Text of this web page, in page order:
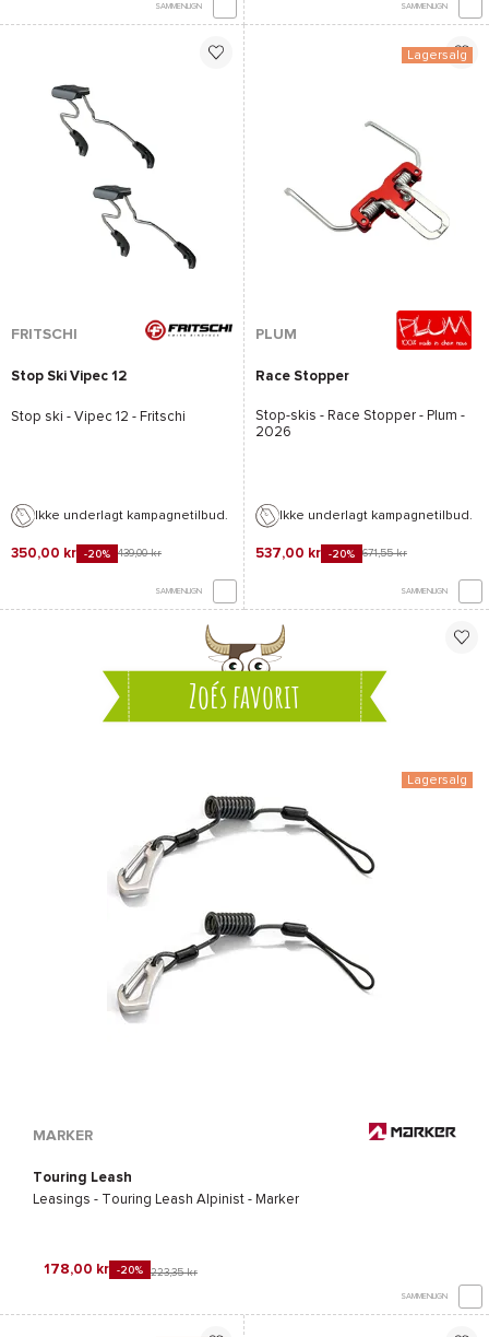
SAMMENLIGN SAMMENLIGN
FRITSCHI
Stop Ski Vipec 12
Stop ski - Vipec 12 - Fritschi
Ikke underlagt kampagnetilbud.
350,00 kr -20% 439,00 kr
SAMMENLIGN
Lagersalg
PLUM
Race Stopper
Stop-skis - Race Stopper - Plum -
2026
Ikke underlagt kampagnetilbud.
537,00 kr -20% 671,55 kr
SAMMENLIGN
Zoés favorit
Lagersalg
MARKER
Touring Leash
Leasings - Touring Leash Alpinist - Marker
178,00 kr -20% 223,35 kr
SAMMENLIGN